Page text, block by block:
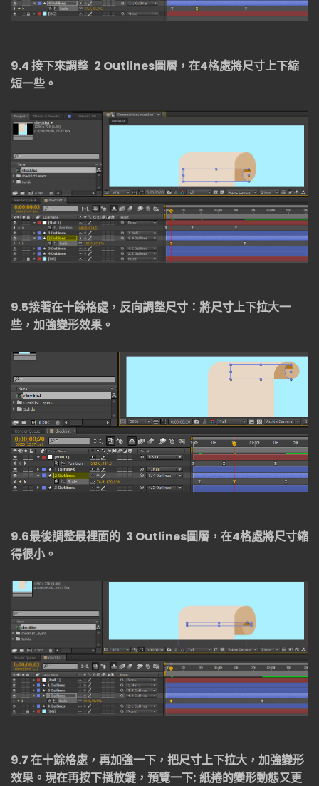
9.4接下來調整 2 Outlines圖層，在4格處將尺寸上下縮
短一些。
9.5接著在十餘格處，反向調整尺寸：將尺寸上下拉大一
些，加強變形效果。
9.6最後調整最裡面的 3 Outlines圖層，在4格處將尺寸縮
得很小。
9.7在十餘格處，再加強一下，把尺寸上下拉大，加強變形
效果。現在再按下播放鍵，預覽一下: 紙捲的變形動態又更